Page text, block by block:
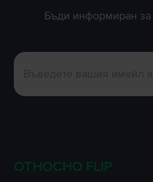
Бъди информиран за
ОТНОСНО FLIP